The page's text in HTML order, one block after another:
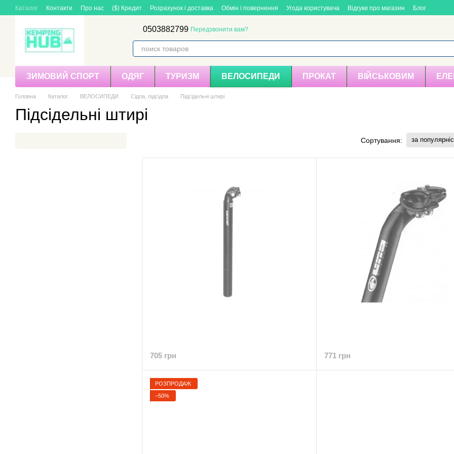
Перейти до основного контенту
Каталог Контакти Про нас ($) Кредит Розрахунок і доставка Обмін і повернення Угода користувача Відгуки про магазин Блог
0503882799 Передзвонити вам?
ЗИМОВИЙ СПОРТ ОДЯГ ТУРИЗМ ВЕЛОСИПЕДИ ПРОКАТ ВІЙСЬКОВИМ
Головна Каталог ВЕЛОСИПЕДИ Сідла, підсідла Підсідельні штирі
Підсідельні штирі
Сортування: за
705 грн 771 грн
РОЗПРОДАЖ
−50%